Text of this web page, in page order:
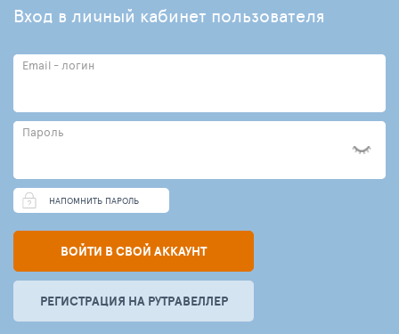
Вход в личный кабинет пользователя
Email - логин
Пароль
НАПОМНИТЬ ПАРОЛЬ
ВОЙТИ В СВОЙ АККАУНТ
РЕГИСТРАЦИЯ НА РУТРАВЕЛЛЕР